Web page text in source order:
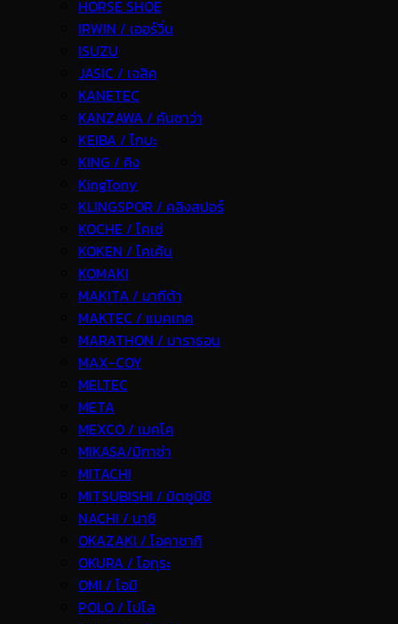
HORSE SHOE
IRWIN / เออร์วิ่น
ISUZU
JASIC / เจสิค
KANETEC
KANZAWA / คันซาว่า
KEIBA / ไกบะ
KING / คิง
KingTony
KLINGSPOR / คลิงสปอร์
KOCHE / โคเช่
KOKEN / โคเค้น
KOMAKI
MAKITA / มากีต้า
MAKTEC / แมคเทค
MARATHON / มาราธอน
MAX-COY
MELTEC
META
MEXCO / เมคโค
MIKASA/มิกาซ่า
MITACHI
MITSUBISHI / มิตซูบิชิ
NACHI / นาชิ
OKAZAKI / โอคาซากิ
OKURA / โอกุระ
OMI / โอมิ
POLO / โปโล